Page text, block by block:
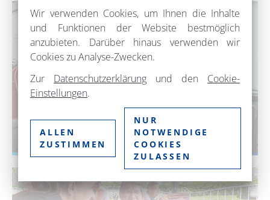
UNTERKÜNFTE
Wir verwenden Cookies, um Ihnen die Inhalte
und Funktionen der Website bestmöglich
anzubieten. Darüber hinaus verwenden wir
Cookies zu Analyse-Zwecken.
Zur Datenschutzerklärung und den Cookie-
Einstellungen.
ALLEN
ZUSTIMMEN
NUR
NOTWENDIGE
COOKIES
ZULASSEN